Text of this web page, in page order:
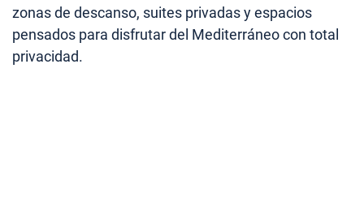
zonas de descanso, suites privadas y espacios
pensados para disfrutar del Mediterráneo con total
privacidad.